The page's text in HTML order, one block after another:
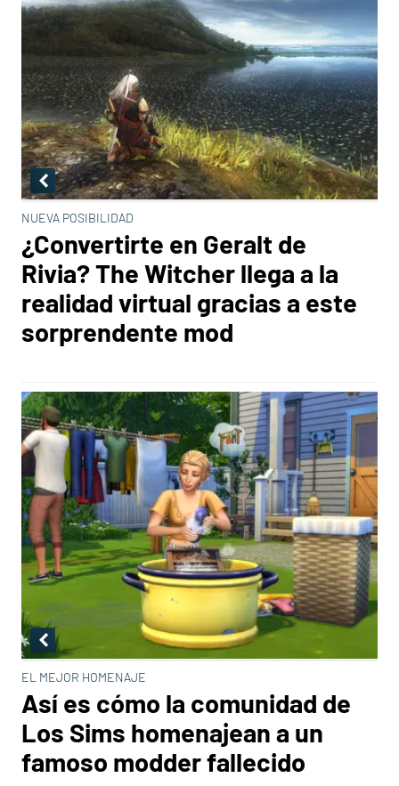
NUEVA POSIBILIDAD
¿Convertirte en Geralt de
Rivia? The Witcher llega a la
realidad virtual gracias a este
sorprendente mod
EL MEJOR HOMENAJE
Así es cómo la comunidad de
Los Sims homenajean a un
famoso modder fallecido